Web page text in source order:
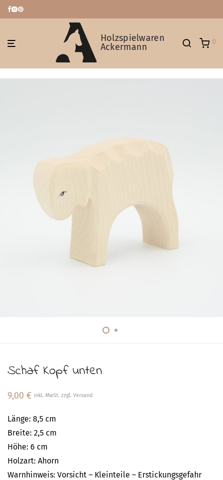
Holzspielwaren
Ackermann
0
Schaf Kopf unten
9,00 € inkl. MwSt. zzgl. Versand
Länge: 8,5 cm
Breite: 2,5 cm
Höhe: 6 cm
Holzart: Ahorn
Warnhinweis: Vorsicht – Kleinteile – Erstickungsgefahr